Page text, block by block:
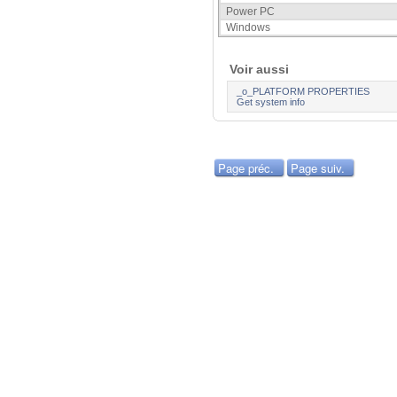
Power PC
Windows
Voir aussi
_o_PLATFORM PROPERTIES
Get system info
Page préc. Page suiv.